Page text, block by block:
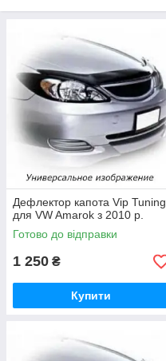
Дефлектор капота Vip Tuning
для VW Amarok з 2010 р.
Готово до відправки
1 250 ₴
Купити